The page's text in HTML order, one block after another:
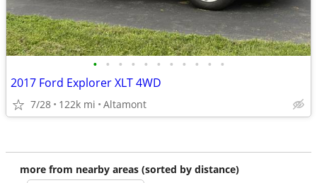
• • • • • • • • • • •
2017 Ford Explorer XLT 4WD
7/28 122k mi Altamont
more from nearby areas (sorted by distance)